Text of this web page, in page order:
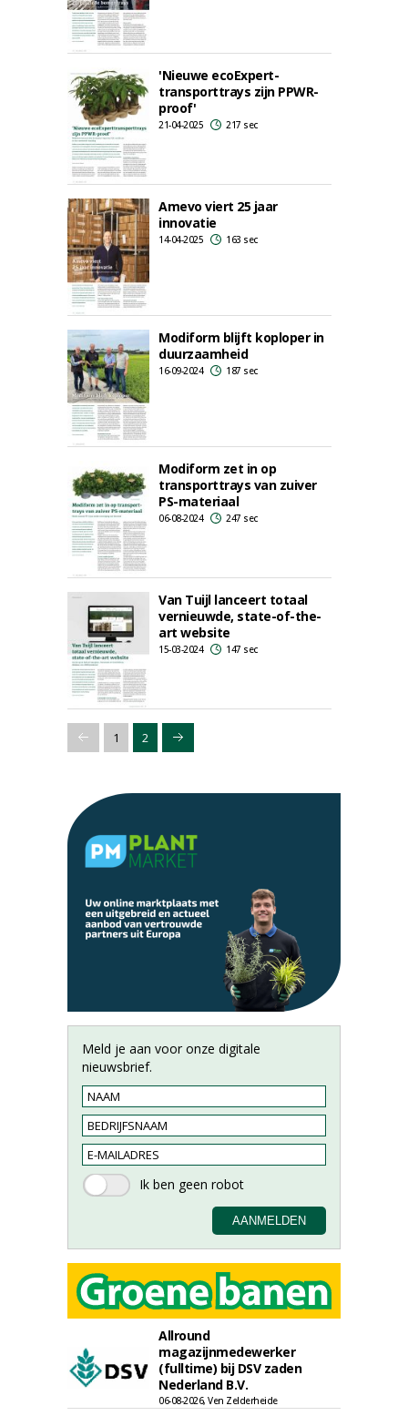
'Nieuwe ecoExpert-
transporttrays zijn PPWR-
proof'
21-04-2025 217 sec
Amevo viert 25 jaar
innovatie
14-04-2025 163 sec
Modiform blijft koploper in
duurzaamheid
16-09-2024 187 sec
Modiform zet in op
transporttrays van zuiver
PS-materiaal
06-08-2024 247 sec
Van Tuijl lanceert totaal
vernieuwde, state-of-the-
art website
15-03-2024 147 sec
1 2
Meld je aan voor onze digitale
nieuwsbrief.
Allround
magazijnmedewerker
(fulltime) bij DSV zaden
Nederland B.V.
06-08-2026, Ven Zelderheide